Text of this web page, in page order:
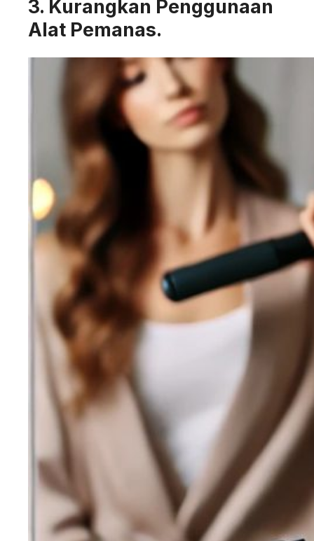
3. Kurangkan Penggunaan
Alat Pemanas.